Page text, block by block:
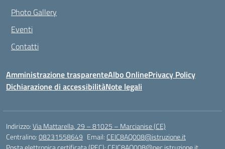
Photo Gallery
Eventi
Contatti
Amministrazione trasparenteAlbo OnlinePrivacy Policy
Dichiarazione di accessibilitàNote legali
Indirizzo:Via Mattarella, 29 – 81025 – Marcianise (CE)
Centralino:08231558649 Email: CEIC8AQ008@istruzione.it